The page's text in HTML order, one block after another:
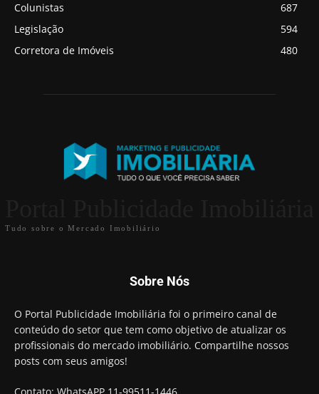
Colunistas
687
Legislação
594
Corretora de Imóveis
480
Tudo sobre o Mercado Imobiliário
Sobre Nós
O Portal Publicidade Imobiliária foi o primeiro canal de
conteúdo do setor que tem como objetivo de atualizar os
profissionais do mercado imobiliário. Compartilhe nossos
posts com seus amigos!